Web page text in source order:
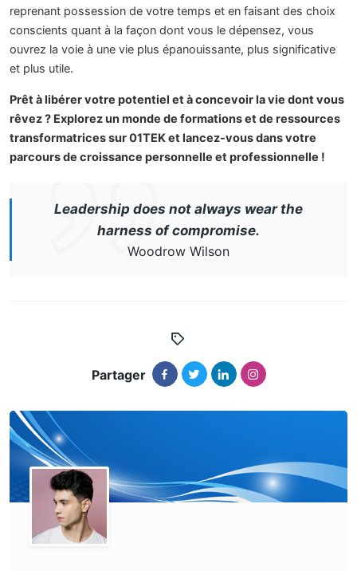
reprenant possession de votre temps et en faisant des choix
conscients quant à la façon dont vous le dépensez, vous
ouvrez la voie à une vie plus épanouissante, plus significative
et plus utile.
Prêt à libérer votre potentiel et à concevoir la vie dont vous
rêvez ? Explorez un monde de formations et de ressources
transformatrices sur 01TEK et lancez-vous dans votre
parcours de croissance personnelle et professionnelle !
Leadership does not always wear the
harness of compromise.
Woodrow Wilson
Partager